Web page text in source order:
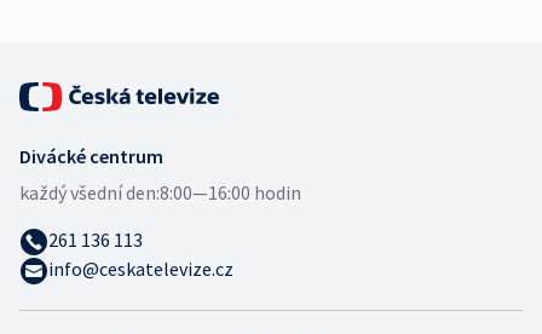
Divácké centrum
každý všední den:8:00—16:00 hodin
261 136 113
info@ceskatelevize.cz